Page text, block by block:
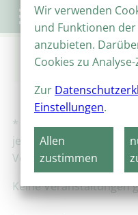
Menü
Start Veranstaltungen
Klosterführung
* Alle Angaben ohne
jederzeit möglich. Bitte
Veranstalter!
Keine Veranstaltungen
Wir verwenden
und Funktionen
anzubieten.
Cookies zu
Zur
Einstellungen.
Allen
zustimmen